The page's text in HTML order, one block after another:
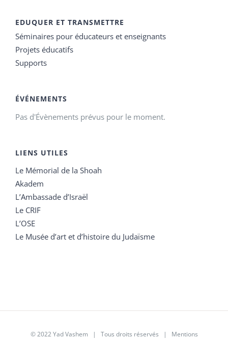
EDUQUER ET TRANSMETTRE
Séminaires pour éducateurs et enseignants
Projets éducatifs
Supports
ÉVÉNEMENTS
Pas d'Évènements prévus pour le moment.
LIENS UTILES
Le Mémorial de la Shoah
Akadem
L’Ambassade d’Israël
Le CRIF
L’OSE
Le Musée d’art et d’histoire du Judaïsme
© 2022 Yad Vashem | Tous droits réservés | Mentions